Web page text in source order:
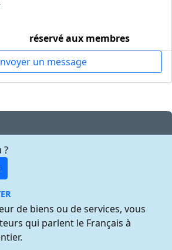
réservé aux membres
un message
?
de biens ou de services, vous
qui parlent le Français à